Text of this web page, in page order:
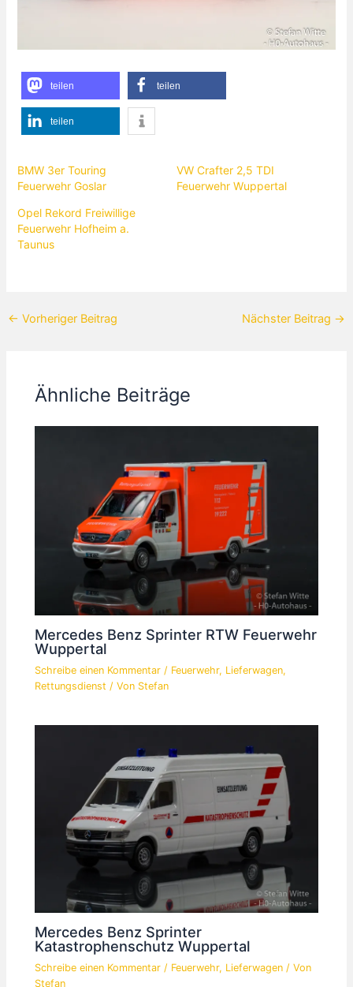
teilen teilen
teilen
BMW 3er Touring
Feuerwehr Goslar
VW Crafter 2,5 TDI
Feuerwehr Wuppertal
Opel Rekord Freiwillige
Feuerwehr Hofheim a.
Taunus
← Vorheriger Beitrag Nächster Beitrag →
Ähnliche Beiträge
Mercedes Benz Sprinter RTW Feuerwehr
Wuppertal
Schreibe einen Kommentar / Feuerwehr, Lieferwagen,
Rettungsdienst / Von Stefan
Mercedes Benz Sprinter
Katastrophenschutz Wuppertal
Schreibe einen Kommentar / Feuerwehr, Lieferwagen / Von
Stefan